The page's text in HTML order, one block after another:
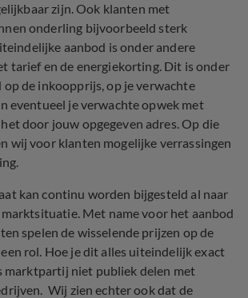
zijn. Ook klanten met
onderling bijvoorbeeld sterk
aanbod is onder andere
tarief en de energiekorting. Dit is onder
op de inkoopprijs, op je verwachte
eventueel je verwachte opwek met
door jouw opgegeven adres. Op die
wij voor klanten mogelijke verrassingen
kan continu worden bijgesteld al naar
marktsituatie. Met name voor het aanbod
spelen de wisselende prijzen op de
rol. Hoe je dit alles uiteindelijk exact
marktpartij niet publiek delen met
Wij zien echter ook dat de